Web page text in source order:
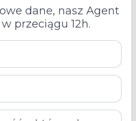
dane, nasz Agent
przeciągu 12h.